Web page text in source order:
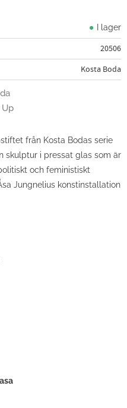
I lager
20506
Kosta Boda
Up
från Kosta Bodas serie
skulptur i pressat glas som är
och feministiskt
Jungnelius konstinstallation